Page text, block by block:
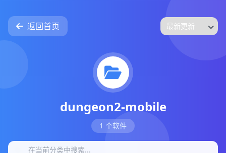
返回首页
dungeon2-mobile
1 个软件